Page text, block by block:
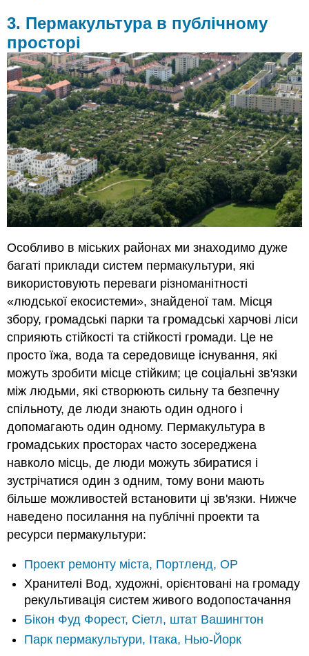
3. Пермакультура в публічному
просторі
Особливо в міських районах ми знаходимо дуже
багаті приклади систем пермакультури, які
використовують переваги різноманітності
«людської екосистеми», знайденої там. Місця
збору, громадські парки та громадські харчові ліси
сприяють стійкості та стійкості громади. Це не
просто їжа, вода та середовище існування, які
можуть зробити місце стійким; це соціальні зв'язки
між людьми, які створюють сильну та безпечну
спільноту, де люди знають один одного і
допомагають один одному. Пермакультура в
громадських просторах часто зосереджена
навколо місць, де люди можуть збиратися і
зустрічатися один з одним, тому вони мають
більше можливостей встановити ці зв'язки. Нижче
наведено посилання на публічні проекти та
ресурси пермакультури:
Проект ремонту міста, Портленд, ОР
Хранителі Вод, художні, орієнтовані на громаду
рекультивація систем живого водопостачання
Бікон Фуд Форест, Сіетл, штат Вашингтон
Парк пермакультури, Ітака, Нью-Йорк